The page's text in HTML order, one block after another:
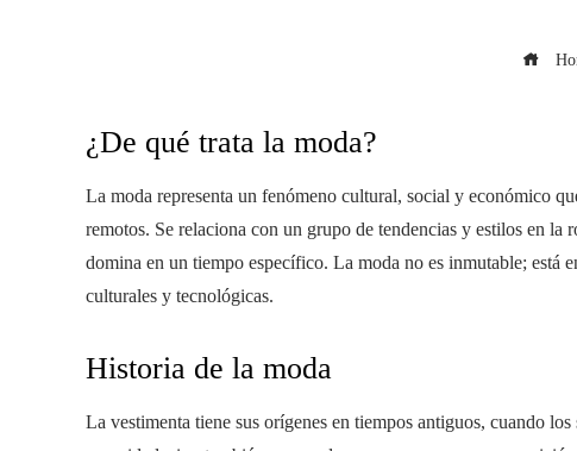
¿De qué trata la moda?
La moda representa un fenómeno cultural, social y económico
remotos. Se relaciona con un grupo de tendencias y estilos en
domina en un tiempo específico. La moda no es inmutable; está
culturales y tecnológicas.
Historia de la moda
La vestimenta tiene sus orígenes en tiempos antiguos, cuando